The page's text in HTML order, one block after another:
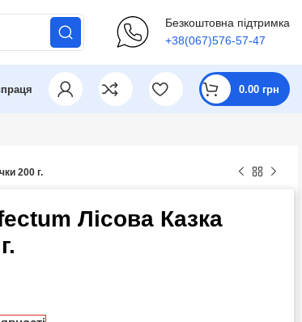
Безкоштовна підтримка
+38(067)576-57-47
0.00 грн
200 г.
Лісова Казка